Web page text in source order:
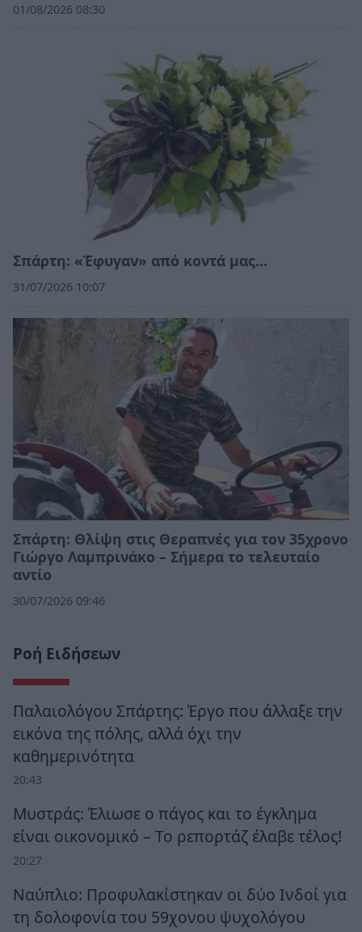
01/08/2026 08:30
Σπάρτη: «Έφυγαν» από κοντά μας…
31/07/2026 10:07
Σπάρτη: Θλίψη στις Θεραπνές για τον 35χρονο
Γιώργο Λαμπρινάκο – Σήμερα το τελευταίο
αντίο
30/07/2026 09:46
Ροή Ειδήσεων
Παλαιολόγου Σπάρτης: Έργο που άλλαξε την
εικόνα της πόλης, αλλά όχι την
καθημερινότητα
20:43
Μυστράς: Έλιωσε ο πάγος και το έγκλημα
είναι οικονομικό – Το ρεπορτάζ έλαβε τέλος!
20:27
Ναύπλιο: Προφυλακίστηκαν οι δύο Ινδοί για
τη δολοφονία του 59χονου ψυχολόγου